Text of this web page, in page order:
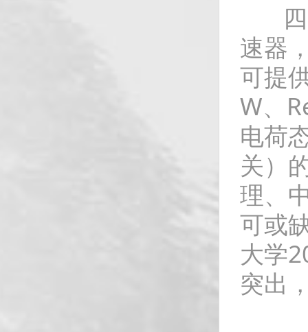
四
速器
可提
W、
电荷
关）
理、
可或
大学
突出